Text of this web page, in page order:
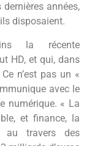
années,
disposaient.
la récente
HD, et qui, dans
n’est pas un «
avec le
numérique. « La
et finance, la
au travers des